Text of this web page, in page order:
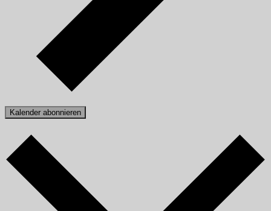
Kalender abonnieren